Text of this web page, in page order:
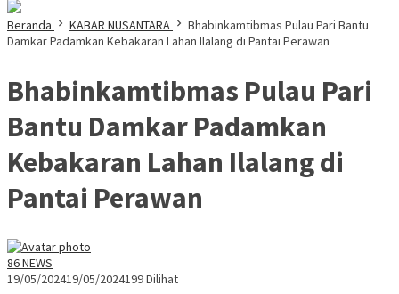
Beranda KABAR NUSANTARA
Bhabinkamtibmas Pulau Pari Bantu
Damkar Padamkan Kebakaran Lahan Ilalang di Pantai Perawan
Bhabinkamtibmas Pulau Pari
Bantu Damkar Padamkan
Kebakaran Lahan Ilalang di
Pantai Perawan
86 NEWS
19/05/202419/05/2024199 Dilihat